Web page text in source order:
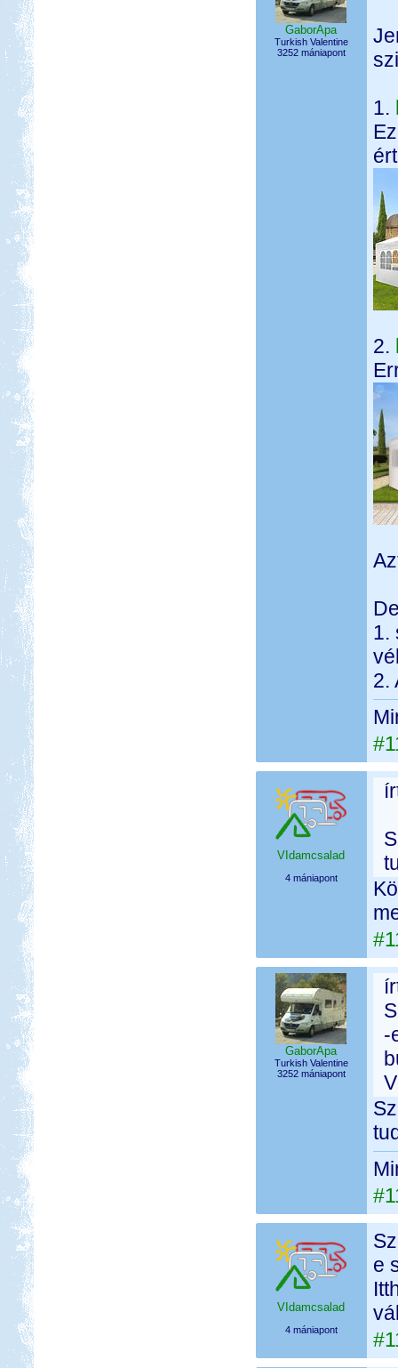
GaborApa
Turkish Valentine
3252 mániapont
1.
ért
2.
1.
2.
VIdamcsalad
4 mániapont
GaborApa
Turkish Valentine
3252 mániapont
-
VIdamcsalad
4 mániapont
e